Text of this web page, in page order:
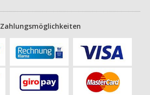
Zahlungsmöglichkeiten